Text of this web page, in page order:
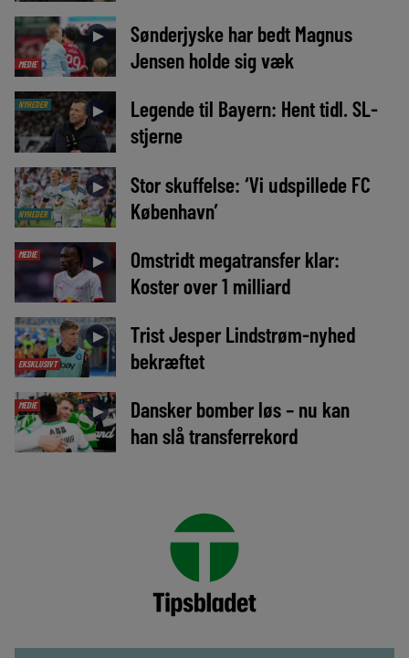
MEDIE
►
Sønderjyske har bedt Magnus
Jensen holde sig væk
NYHEDER ►
Legende til Bayern: Hent tidl. SL-
stjerne
NYHEDER
►
Stor skuffelse: ‘Vi udspillede FC
København’
MEDIE ►
Omstridt megatransfer klar:
Koster over 1 milliard
EKSKLUSIVT
►
Trist Jesper Lindstrøm-nyhed
bekræftet
MEDIE ►
Dansker bomber løs – nu kan
han slå transferrekord